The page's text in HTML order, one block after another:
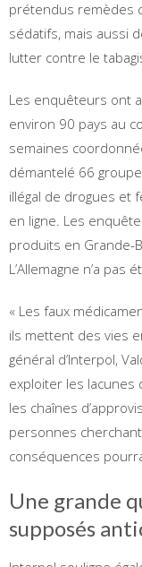
prétendus remèdes
sédatifs, mais aussi
lutter contre le
Les enquêteurs ont
environ 90 pays au
semaines
démantelé 66
illégal de drogues et
en ligne. Les
produits en Grande-
L’Allemagne n’a pas
« Les faux
ils mettent des vies
général d’Interpol,
exploiter les lacunes
les chaînes
personnes
conséquences
Une grande
supposés